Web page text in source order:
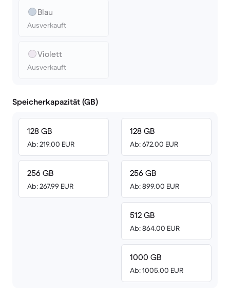
Blau
Ausverkauft
Violett
Ausverkauft
Speicherkapazität (GB)
128 GB
Ab: 219.00 EUR
256 GB
Ab: 267.99 EUR
128 GB
Ab: 672.00 EUR
256 GB
Ab: 899.00 EUR
512 GB
Ab: 864.00 EUR
1000 GB
Ab: 1005.00 EUR